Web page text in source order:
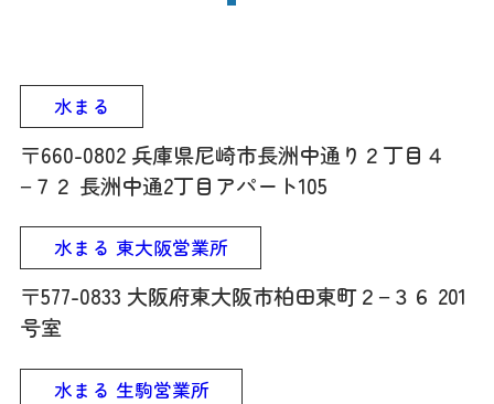
水まる
〒660-0802 兵庫県尼崎市長洲中通り２丁目４
−７２ 長洲中通2丁目アパート105
水まる 東大阪営業所
〒577-0833 大阪府東大阪市柏田東町２−３６ 201
号室
水まる 生駒営業所